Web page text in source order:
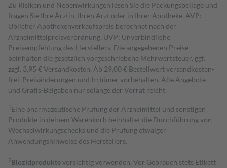
Zu Risiken und Nebenwirkungen lesen Sie die Packungsbeilage und
fragen Sie Ihre Ärztin, Ihren Arzt oder in Ihrer Apotheke. AVP:
Üblicher Apothekenverkaufspreis berechnet nach der
Arzneimittelpreisverordnung. UVP: Unverbindliche
Preisempfehlung des Herstellers. Die angegebenen Preise
beinhalten die gesetzlich vorgeschriebene Mehrwertsteuer, ggf.
zzgl. 3,95 € Versandkosten. Ab 29,00 € Bestell­wert versand­kosten­
frei. Preisänderungen und Irrtümer vorbehalten. Alle Angebote
und Gratis-Beigaben nur solange der Vorrat reicht.
1 Eine pharmazeutische Prüfung der Arzneimittel und sonstigen
Produkte in deinem Warenkorb beinhaltet die Durchführung von
Wechselwirkungschecks und die Prüfung etwaiger
Anwendungshinweise des Herstellers.
2Biozidproduktevorsichtig verwenden. Vor Gebrauch stets Etikett